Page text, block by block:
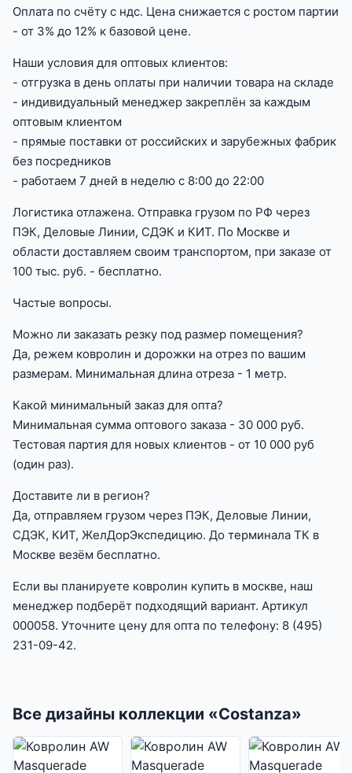
Оплата по счёту с ндс. Цена снижается с ростом партии
- от 3% до 12% к базовой цене.
Наши условия для оптовых клиентов:
- отгрузка в день оплаты при наличии товара на складе
- индивидуальный менеджер закреплён за каждым
оптовым клиентом
- прямые поставки от российских и зарубежных фабрик
без посредников
- работаем 7 дней в неделю с 8:00 до 22:00
Логистика отлажена. Отправка грузом по РФ через
ПЭК, Деловые Линии, СДЭК и КИТ. По Москве и
области доставляем своим транспортом, при заказе от
100 тыс. руб. - бесплатно.
Частые вопросы.
Можно ли заказать резку под размер помещения?
Да, режем ковролин и дорожки на отрез по вашим
размерам. Минимальная длина отреза - 1 метр.
Какой минимальный заказ для опта?
Минимальная сумма оптового заказа - 30 000 руб.
Тестовая партия для новых клиентов - от 10 000 руб
(один раз).
Доставите ли в регион?
Да, отправляем грузом через ПЭК, Деловые Линии,
СДЭК, КИТ, ЖелДорЭкспедицию. До терминала ТК в
Москве везём бесплатно.
Если вы планируете ковролин купить в москве, наш
менеджер подберёт подходящий вариант. Артикул
000058. Уточните цену для опта по телефону: 8 (495)
231-09-42.
Все дизайны коллекции «Costanza»